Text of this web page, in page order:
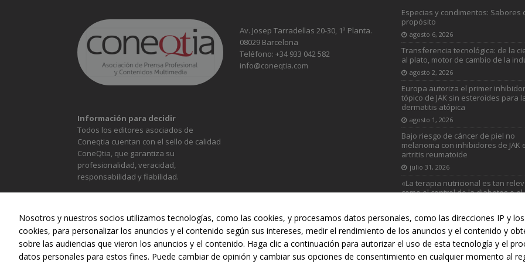
Información para decidir
Todos los editores asociados de
Coneqtia cuentan con el sello de calidad
ConeQtia, que garantiza su
profesionalidad, veracidad,
responsabilidad y fiabilidad.
Av. Josep Tarradellas 20-30, 1ª Planta.
08029 Barcelona
Teléfono: +34 933 042 582
info@coneqtia.com
Especias y condimentos: Sabores
propósito
agosto 6, 2026
Transferencia tecnológica: de la
al plato, motor de cambio de la
agosto 2, 2026
Europa autoriza el primer inhibidor
tópico de JAK sin esteroides para
dermatitis atópica
agosto 1, 2026
Bajo riesgo de cáncer de piel no
melanoma con inhibidores de JAK
artritis reumatoide
julio 31, 2026
«La terapia nutricional es tan
como el control de la diabetes o el
julio 31, 2026
ALIMENTACIÓN CONSTRUCCIÓN AUTOMOCIÓN DEPORTES DISTRIBUCIÓN
Nosotros y nuestros socios utilizamos tecnologías, como las cookies, y procesamos datos personales, como las direcciones IP y
cookies, para personalizar los anuncios y el contenido según sus intereses, medir el rendimiento de los anuncios y el contenido y
sobre las audiencias que vieron los anuncios y el contenido. Haga clic a continuación para autorizar el uso de esta tecnología y el
datos personales para estos fines. Puede cambiar de opinión y cambiar sus opciones de consentimiento en cualquier momento al